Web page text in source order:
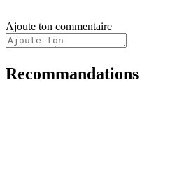
Ajoute ton commentaire
Recommandations